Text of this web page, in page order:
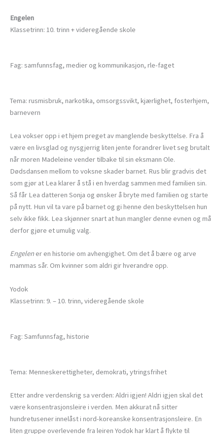
Engelen
Klassetrinn: 10. trinn + videregående skole
Fag: samfunnsfag, medier og kommunikasjon, rle-faget
Tema: rusmisbruk, narkotika, omsorgssvikt, kjærlighet, fosterhjem,
barnevern
Lea vokser opp i et hjem preget av manglende beskyttelse. Fra å
være en livsglad og nysgjerrig liten jente forandrer livet seg brutalt
når moren Madeleine vender tilbake til sin eksmann Ole.
Dødsdansen mellom to voksne skader barnet. Rus blir gradvis det
som gjør at Lea klarer å stå i en hverdag sammen med familien sin.
Så får Lea datteren Sonja og ønsker å bryte med familien og starte
på nytt. Hun vil ta vare på barnet og gi henne den beskyttelsen hun
selv ikke fikk. Lea skjønner snart at hun mangler denne evnen og må
derfor gjøre et umulig valg.
Engelen er en historie om avhengighet. Om det å bære og arve
mammas sår. Om kvinner som aldri gir hverandre opp.
Yodok
Klassetrinn: 9. – 10. trinn, videregående skole
Fag: Samfunnsfag, historie
Tema: Menneskerettigheter, demokrati, ytringsfrihet
Etter andre verdenskrig sa verden: Aldri igjen! Aldri igjen skal det
være konsentrasjonsleire i verden. Men akkurat nå sitter
hundretusener innelåst i nord-koreanske konsentrasjonsleire. En
liten gruppe overlevende fra leiren Yodok har klart å flykte til